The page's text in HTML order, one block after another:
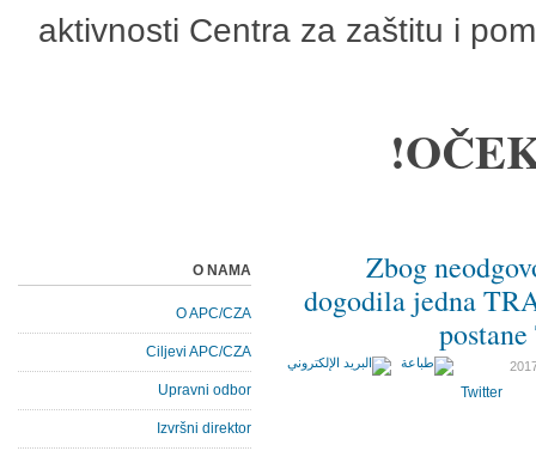
aktivnosti Centra za zaštitu i
Zbog
dogodila jedna
Twitter
O NAMA
O APC/CZA
Ciljevi APC/CZA
Upravni odbor
Izvršni direktor